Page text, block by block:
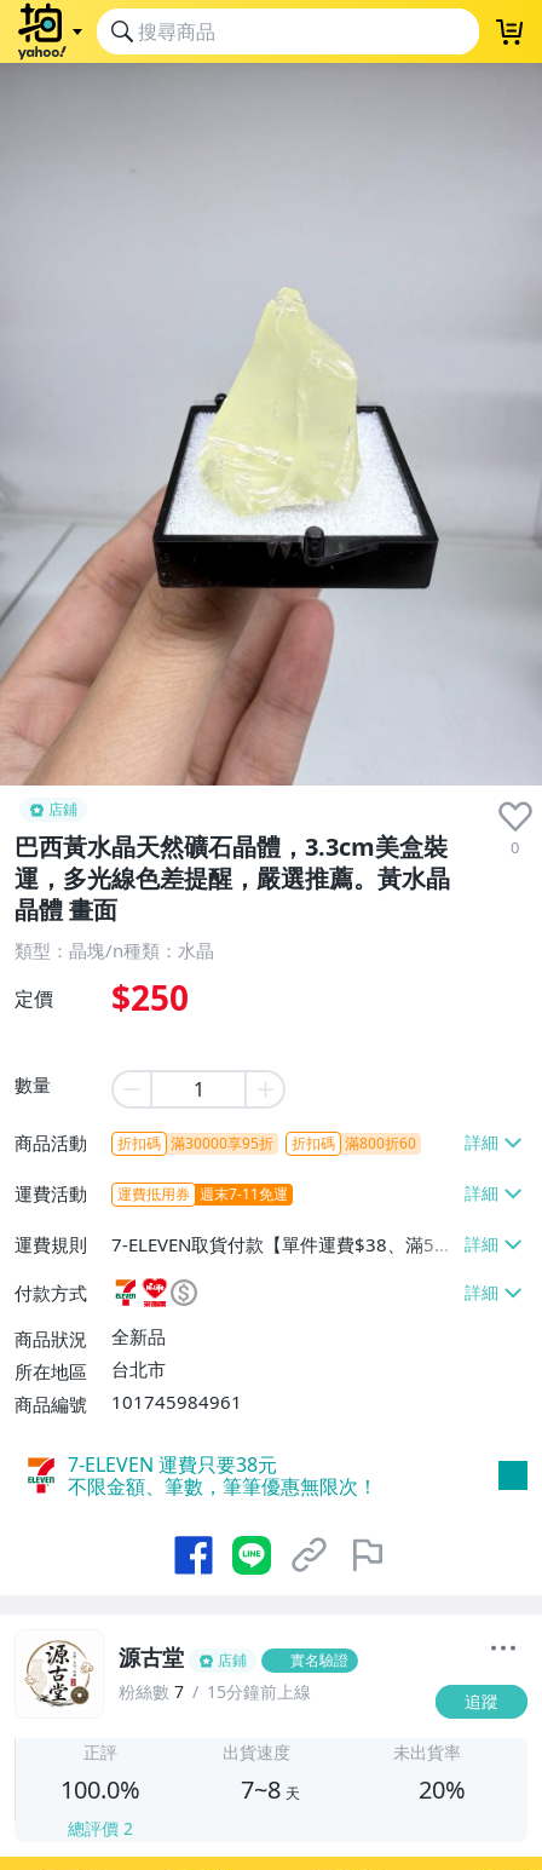
店鋪
巴西黃水晶天然礦石晶體，3.3cm美盒裝
運，多光線色差提醒，嚴選推薦。黃水晶
晶體 畫面
0
類型：晶塊/n種類：水晶
定價 $250
數量
商品活動 折扣碼 滿30000享95折 折扣碼 滿800折60
運費活動 運費抵用券 週末7-11免運
運費規則
7-ELEVEN取貨付款【單件運費$38、滿5件
或消費滿$1298免運費】、7-ELEVEN取貨
不付款【免運費】、萊爾富取貨付款【單件
運費$60、滿5件或消費滿$1298免運
費】、宅配/貨運【單件運費$120、滿5件
付款方式
商品狀況
全新品
所在地區
台北市
商品編號
101745984961
7-ELEVEN 運費只要38元
不限金額、筆數，筆筆優惠無限次！
源古堂 店鋪 實名驗證
粉絲數 7 15分鐘前上線 追蹤
正評
100.0%
總評價 2
出貨速度
7~8 天
未出貨率
20%